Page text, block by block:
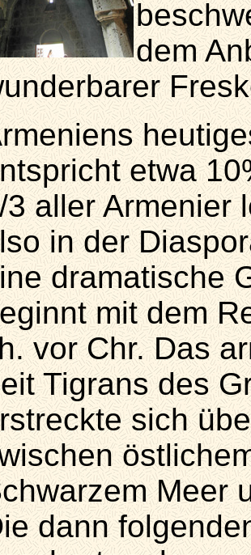
dem
etwa
3 aller Armenier
in der
dramatische
mit dem
vor Chr. Das
Tigrans des
sich
Meer
dann